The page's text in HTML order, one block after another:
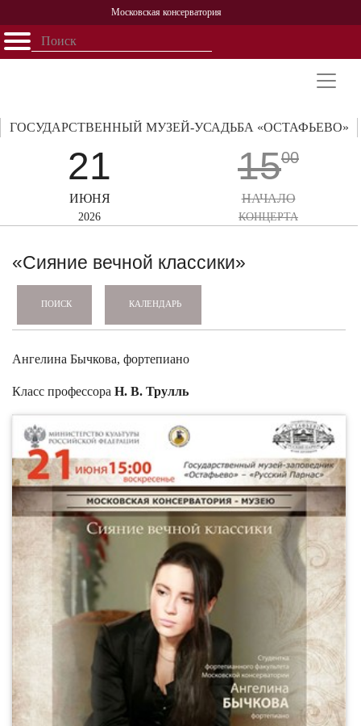
Московская консерватория
Открыть - закрыть
Персоналии
История
21
ИЮНЯ
2026
ГОСУДАРСТВЕННЫЙ МУЗЕЙ-УСАДЬБА «ОСТАФЬЕВО»
1500
НАЧАЛО
КОНЦЕРТА
«Сияние вечной классики»
ПОИСК КАЛЕНДАРЬ
Ангелина Бычкова, фортепиано
Класс профессора Н. В. Трулль